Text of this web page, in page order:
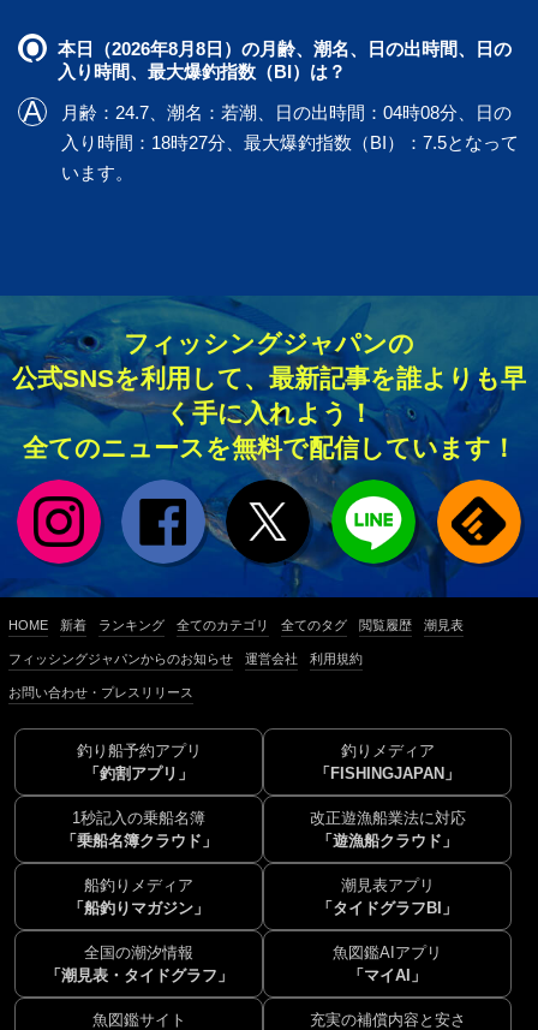
本日（2026年8月8日）の月齢、潮名、日の出時間、日の
入り時間、最大爆釣指数（BI）は？
月齢：24.7、潮名：若潮、日の出時間：04時08分、日の
入り時間：18時27分、最大爆釣指数（BI）：7.5となって
います。
フィッシングジャパンの
公式SNSを利用して、最新記事を誰よりも早
く手に入れよう！
全てのニュースを無料で配信しています！
HOME 新着 ランキング 全てのカテゴリ 全てのタグ 閲覧履歴 潮見表
フィッシングジャパンからのお知らせ 運営会社 利用規約
お問い合わせ・プレスリリース
釣り船予約アプリ
「釣割アプリ」
釣りメディア
「FISHINGJAPAN」
1秒記入の乗船名簿
「乗船名簿クラウド」
改正遊漁船業法に対応
「遊漁船クラウド」
船釣りメディア
「船釣りマガジン」
潮見表アプリ
「タイドグラフBI」
全国の潮汐情報
「潮見表・タイドグラフ」
魚図鑑AIアプリ
「マイAI」
魚図鑑サイト
充実の補償内容と安さ